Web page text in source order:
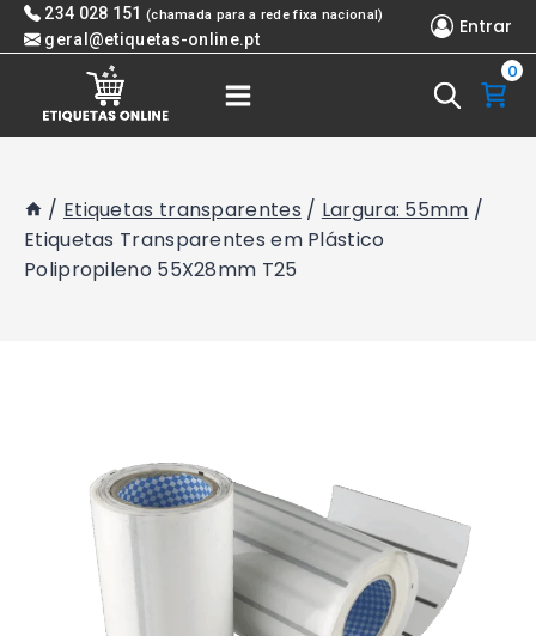
Skip 234 028 151 (chamada para a rede fixa nacional)
geral@etiquetas-online.pt
Entrar
0
/ Etiquetas transparentes / Largura: 55mm /
Etiquetas Transparentes em Plástico
Polipropileno 55X28mm T25